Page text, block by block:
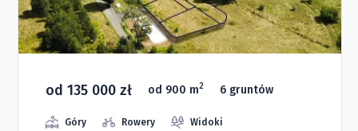
od 135 000 zł od 900 m2 6 gruntów
Góry Rowery Widoki